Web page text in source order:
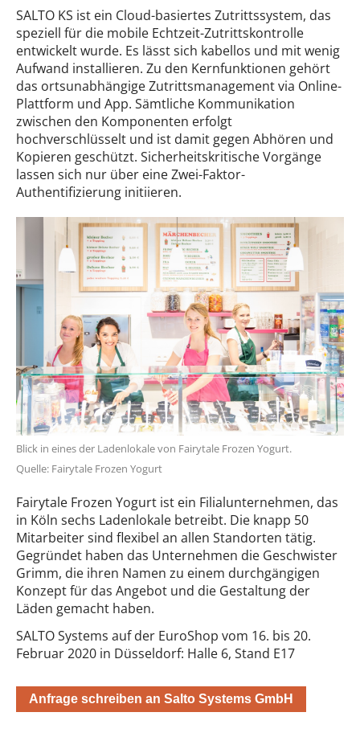
SALTO KS ist ein Cloud-basiertes Zutrittssystem, das
speziell für die mobile Echtzeit-Zutrittskontrolle
entwickelt wurde. Es lässt sich kabellos und mit wenig
Aufwand installieren. Zu den Kernfunktionen gehört
das ortsunabhängige Zutrittsmanagement via Online-
Plattform und App. Sämtliche Kommunikation
zwischen den Komponenten erfolgt
hochverschlüsselt und ist damit gegen Abhören und
Kopieren geschützt. Sicherheitskritische Vorgänge
lassen sich nur über eine Zwei-Faktor-
Authentifizierung initiieren.
Blick in eines der Ladenlokale von Fairytale Frozen Yogurt.
Quelle: Fairytale Frozen Yogurt
Fairytale Frozen Yogurt ist ein Filialunternehmen, das
in Köln sechs Ladenlokale betreibt. Die knapp 50
Mitarbeiter sind flexibel an allen Standorten tätig.
Gegründet haben das Unternehmen die Geschwister
Grimm, die ihren Namen zu einem durchgängigen
Konzept für das Angebot und die Gestaltung der
Läden gemacht haben.
SALTO Systems auf der EuroShop vom 16. bis 20.
Februar 2020 in Düsseldorf: Halle 6, Stand E17
Anfrage schreiben an Salto Systems GmbH